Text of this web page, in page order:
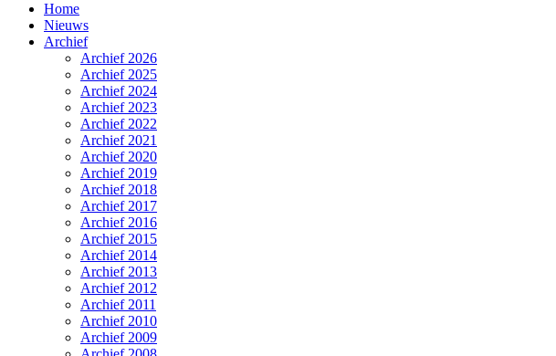
Home
Nieuws
Archief
Archief 2026
Archief 2025
Archief 2024
Archief 2023
Archief 2022
Archief 2021
Archief 2020
Archief 2019
Archief 2018
Archief 2017
Archief 2016
Archief 2015
Archief 2014
Archief 2013
Archief 2012
Archief 2011
Archief 2010
Archief 2009